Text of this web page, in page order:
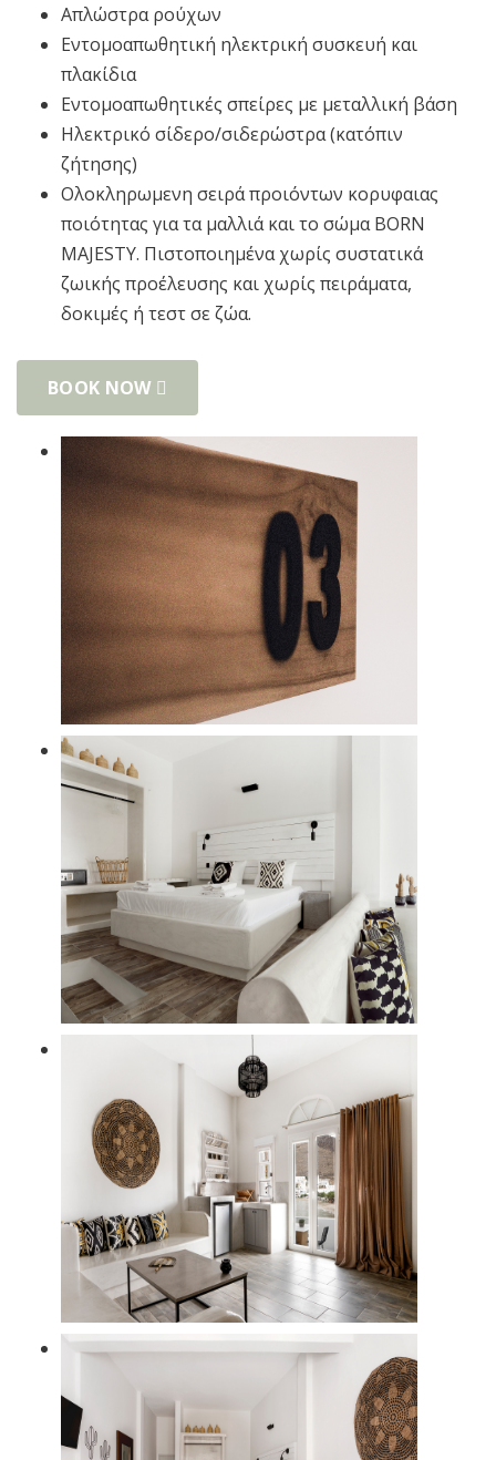
Απλώστρα ρούχων
Εντομοαπωθητική ηλεκτρική συσκευή και
πλακίδια
Εντομοαπωθητικές σπείρες με μεταλλική βάση
Ηλεκτρικό σίδερο/σιδερώστρα (κατόπιν
ζήτησης)
Ολοκληρωμενη σειρά προιόντων κορυφαιας
ποιότητας για τα μαλλιά και το σώμα BORN
MAJESTY. Πιστοποιημένα χωρίς συστατικά
ζωικής προέλευσης και χωρίς πειράματα,
δοκιμές ή τεστ σε ζώα.
BOOK NOW